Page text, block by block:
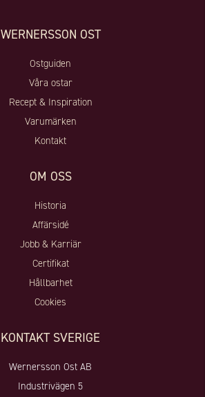
WERNERSSON OST
Ostguiden
Våra ostar
Recept & Inspiration
Varumärken
Kontakt
OM OSS
Historia
Affärsidé
Jobb & Karriär
Certifikat
Hållbarhet
Cookies
KONTAKT SVERIGE
Wernersson Ost AB
Industrivägen 5